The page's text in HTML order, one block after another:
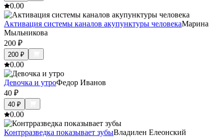
0.00
Активация системы каналов акупунктуры человекаМарина
Мыльникова
200 ₽
200 ₽
0.00
Девочка и утроФедор Иванов
40 ₽
40 ₽
0.00
Контрразведка показывает зубыВладилен Елеонский